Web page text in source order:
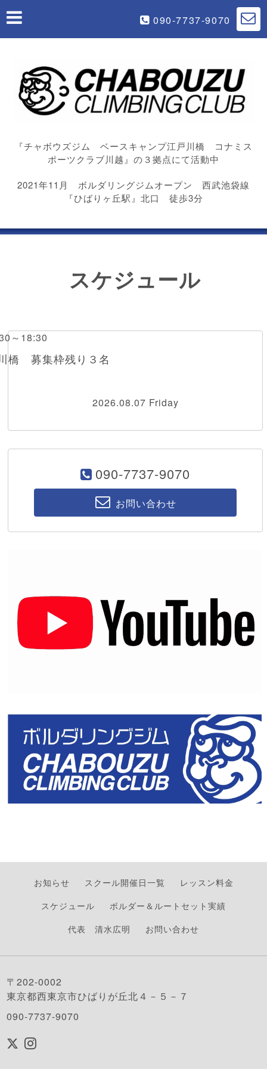
090-7737-9070
『チャボウズジム ベースキャンプ江戸川橋 コナミス
ポーツクラブ川越』の３拠点にて活動中
2021年11月 ボルダリングジムオープン 西武池袋線
『ひばりヶ丘駅』北口 徒歩3分
スケジュール
～18:30
募集枠残り３名
2026.08.07 Friday
090-7737-9070
お問い合わせ
お知らせ スクール開催日一覧
レッスン料金
スケジュール
ボルダー＆ルートセット実績
代表 清水広明
お問い合わせ
〒202-0002
東京都西東京市ひばりが丘北４－５－７
090-7737-9070